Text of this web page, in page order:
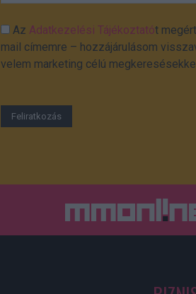
AzAdatkezelési Tájékoztatót
mail címemre – hozzájárulásom
velem marketing célú